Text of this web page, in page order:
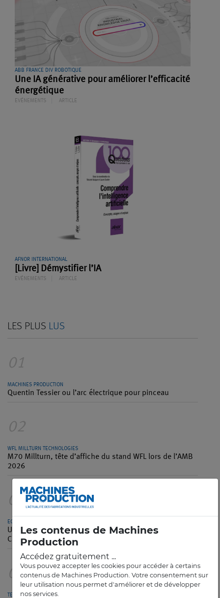
Les contenus de Machines
Production
Accédez gratuitement ...
Vous pouvez accepter les cookies pour accéder à certains
contenus de Machines Production. Votre consentement sur
leur utilisation nous permet d'améliorer et de développer
nos services.
ABB FRANCE DIV ROBOTIQUE
Une IA générative pour améliorer l’efficacité
énergétique
EVÉNEMENTS ARTICLE
AFNOR INTERNATIONAL
[Livre] Démystifier l’IA
EVÉNEMENTS ARTICLE
LES PLUS LUS
01
MACHINES PRODUCTION
Quentin Tessier ou l’arc électrique pour pinceau
02
WFL MILLTURN TECHNOLOGIES
M70 Millturn, tête d’affiche du stand WFL lors de l’AMB
2026
03
ECAM
Une école française d’ingénieurs plante son drapeau en
Chine
04
TECHNILOG